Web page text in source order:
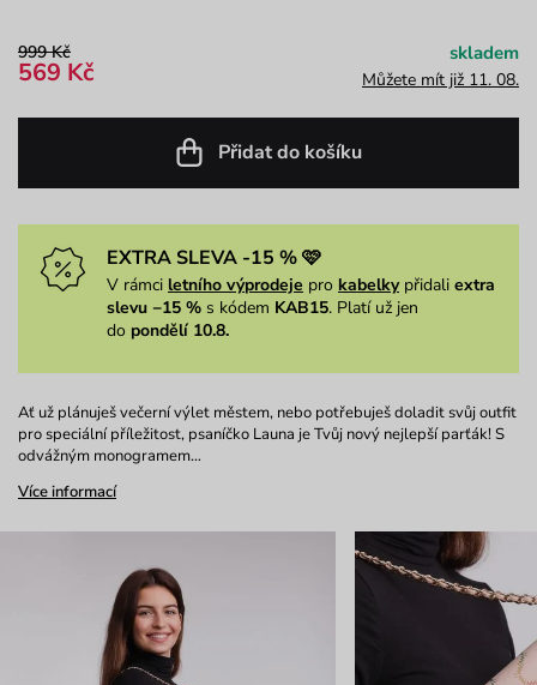
999 Kč
569 Kč
skladem
Můžete mít již 11. 08.
Přidat do košíku
EXTRA SLEVA -15 % 🩷
V rámci letního výprodeje pro kabelkypřidali extra
slevu −15 % s kódem KAB15. Platí už jen
do pondělí 10.8.
Ať už plánuješ večerní výlet městem, nebo potřebuješ doladit svůj outfit
pro speciální příležitost, psaníčko Launa je Tvůj nový nejlepší parťák! S
odvážným monogramem…
Více informací